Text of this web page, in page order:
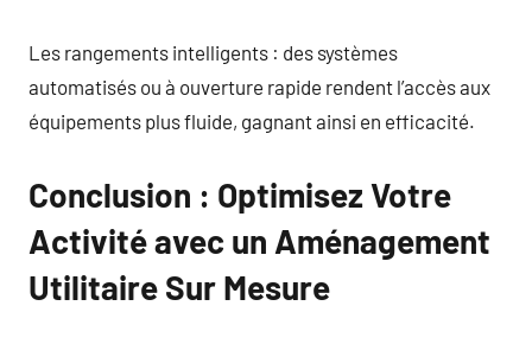
Les rangements intelligents : des systèmes
automatisés ou à ouverture rapide rendent l’accès aux
équipements plus fluide, gagnant ainsi en efficacité.
Conclusion : Optimisez Votre
Activité avec un Aménagement
Utilitaire Sur Mesure